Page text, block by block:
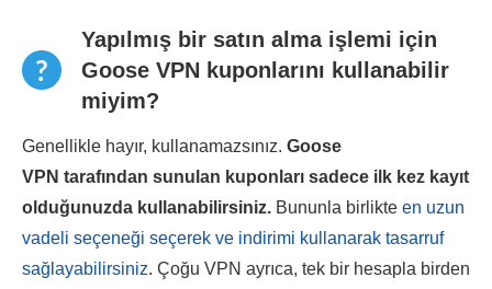
Yapılmış bir satın alma işlemi için
Goose VPN kuponlarını kullanabilir
miyim?
Genellikle hayır, kullanamazsınız. Goose
VPN tarafından sunulan kuponları sadece ilk kez kayıt
olduğunuzda kullanabilirsiniz. Bununla birlikte en uzun
vadeli seçeneği seçerek ve indirimi kullanarak tasarruf
sağlayabilirsiniz. Çoğu VPN ayrıca, tek bir hesapla birden